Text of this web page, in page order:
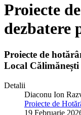
Proiecte
dezbatere
Proiecte de
Local
Detalii
Diaconu Ion
Proiecte de
19 Februarie